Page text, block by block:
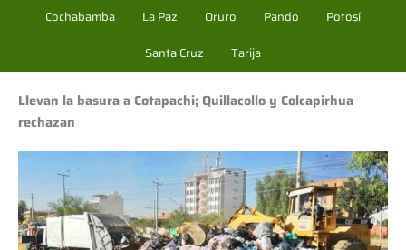
Cochabamba
La Paz Oruro Pando
Potosí
Santa Cruz
Tarija
Llevan la basura a Cotapachi; Quillacollo y Colcapirhua
rechazan